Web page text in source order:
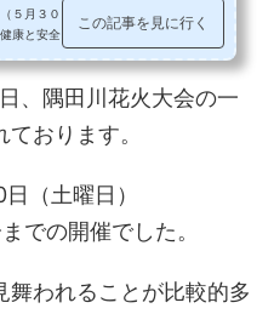
５月３０日）は、新型コロナウィルス
康と安全を最優先するため中止となり
この記事を見に行く
、隅田川花火大会の一
おります。
（土曜日）
での開催でした。
舞われることが比較的多